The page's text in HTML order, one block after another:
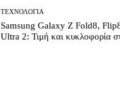
ΤΕΧΝΟΛΟΓΊΑ
Samsung Galaxy Z Fold8,
Ultra 2: Τιμή και κυκλοφορία